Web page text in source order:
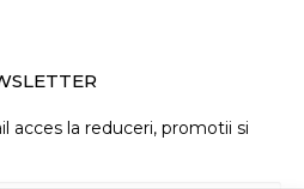
acces la reduceri, promotii si